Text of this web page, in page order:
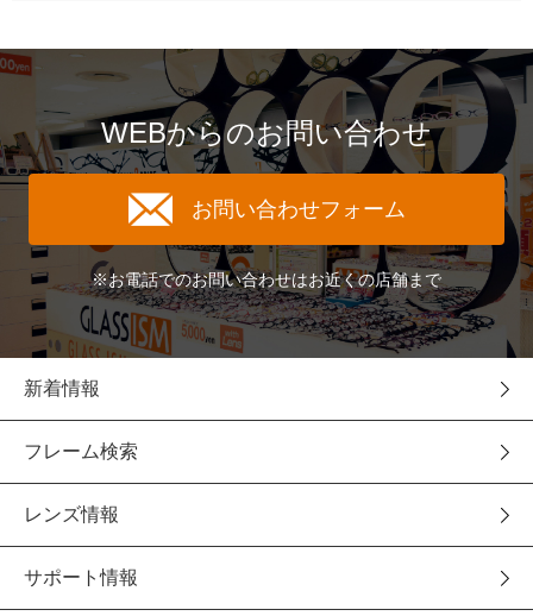
WEBからのお問い合わせ
お問い合わせフォーム
※お電話でのお問い合わせはお近くの店舗まで
新着情報
フレーム検索
レンズ情報
サポート情報